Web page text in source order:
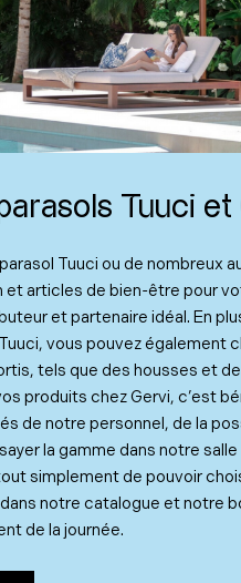
Tuuci et
Tuuci ou de nombreux
et articles de bien-être pour
et partenaire idéal. En
vous pouvez également
tels que des housses et
produits chez Gervi, c’est
de notre personnel, de la
la gamme dans notre salle
simplement de pouvoir
notre catalogue et notre
de la journée.